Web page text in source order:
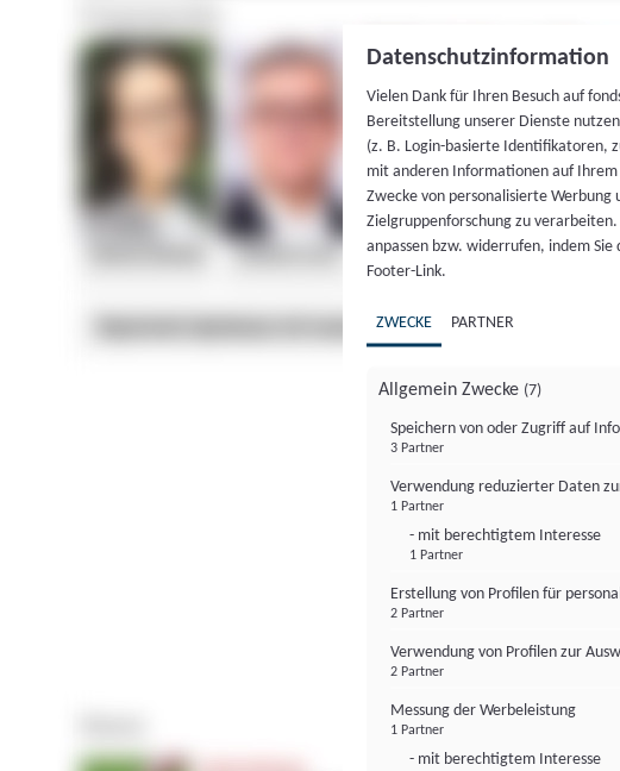
Datenschutzinformation
Vielen Dank für Ihren Besuch auf
Bereitstellung unserer Dienste
(z. B. Login-basierte Identifikatoren,
mit anderen Informationen auf
Zwecke von personalisierte
Zielgruppenforschung zu
anpassen bzw. widerrufen, indem
Footer-Link.
ZWECKE PARTNER
Allgemein Zwecke (7)
Speichern von oder Zugriff auf
3 Partner
Verwendung reduzierter Daten
1 Partner
- mit berechtigtem Interesse
1 Partner
Erstellung von Profilen für
2 Partner
Verwendung von Profilen zur
2 Partner
Messung der Werbeleistung
1 Partner
- mit berechtigtem Interesse